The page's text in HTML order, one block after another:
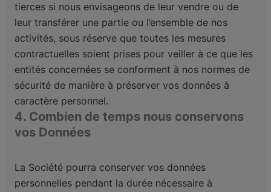
tierces si nous envisageons de leur vendre ou de
leur transférer une partie ou l’ensemble de nos
activités, sous réserve que toutes les mesures
contractuelles soient prises pour veiller à ce que les
entités concernées se conforment à nos normes de
sécurité de manière à préserver vos données à
caractère personnel.
4. Combien de temps nous conservons
vos Données
La Société pourra conserver vos données
personnelles pendant la durée nécessaire à